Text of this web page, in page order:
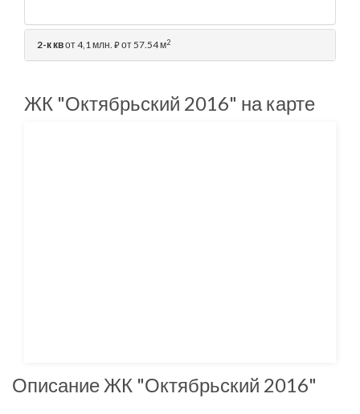
2-к квот 4,1 млн. ⃏от 57.54 м2
ЖК "Октябрьский 2016" на карте
Описание ЖК "Октябрьский 2016"